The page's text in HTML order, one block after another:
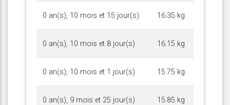
0 an(s), 10 mois et 15 jour(s) 16.35 kg
0 an(s), 10 mois et 8 jour(s) 16.15 kg
0 an(s), 10 mois et 1 jour(s) 15.75 kg
0 an(s), 9 mois et 25 jour(s) 15.85 kg